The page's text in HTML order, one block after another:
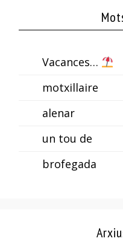
Vacances…
motxillaire
alenar
un tou de
brofegada